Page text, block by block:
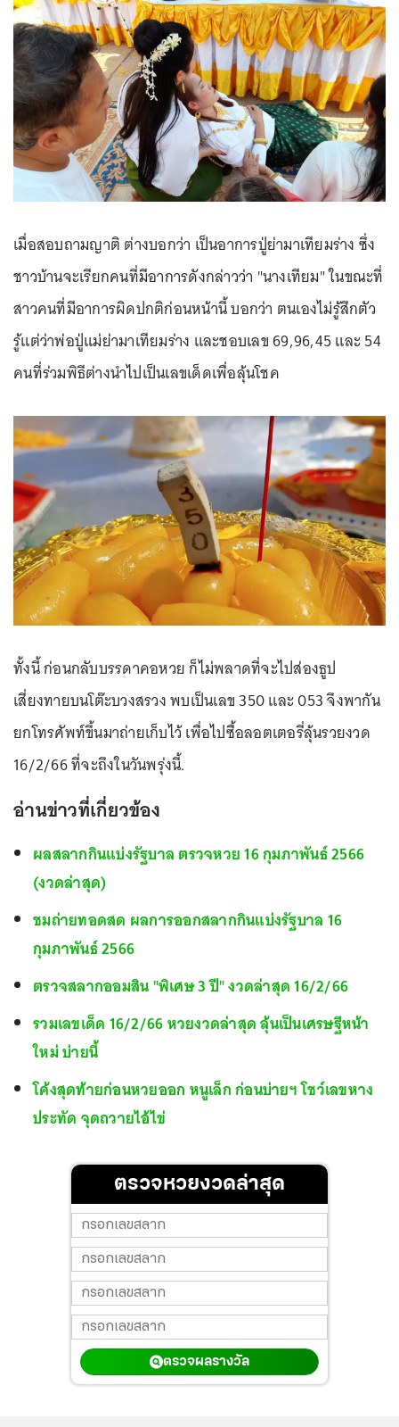
เมื่อสอบถามญาติ ต่างบอกว่า เป็นอาการปู่ย่ามาเทียมร่าง ซึ่ง
ชาวบ้านจะเรียกคนที่มีอาการดังกล่าวว่า "นางเทียม" ในขณะที่
สาวคนที่มีอาการผิดปกติก่อนหน้านี้ บอกว่า ตนเองไม่รู้สึกตัว
รู้แต่ว่าพ่อปู่แม่ย่ามาเทียมร่าง และชอบเลข 69,96,45 และ 54
คนที่ร่วมพิธีต่างนำไปเป็นเลขเด็ดเพื่อลุ้นโชค
ทั้งนี้ ก่อนกลับบรรดาคอหวย ก็ไม่พลาดที่จะไปส่องธูป
เสี่ยงทายบนโต๊ะบวงสรวง พบเป็นเลข 350 และ 053 จึงพากัน
ยกโทรศัพท์ขึ้นมาถ่ายเก็บไว้ เพื่อไปซื้อลอตเตอรี่ลุ้นรวยงวด
16/2/66 ที่จะถึงในวันพรุ่งนี้.
อ่านข่าวที่เกี่ยวข้อง
ผลสลากกินแบ่งรัฐบาล ตรวจหวย 16 กุมภาพันธ์ 2566
(งวดล่าสุด)
ชมถ่ายทอดสด ผลการออกสลากกินแบ่งรัฐบาล 16
กุมภาพันธ์ 2566
ตรวจสลากออมสิน "พิเศษ 3 ปี" งวดล่าสุด 16/2/66
รวมเลขเด็ด 16/2/66 หวยงวดล่าสุด ลุ้นเป็นเศรษฐีหน้า
ใหม่ บ่ายนี้
โค้งสุดท้ายก่อนหวยออก หนูเล็ก ก่อนบ่ายฯ โชว์เลขหาง
ประทัด จุดถวายไอ้ไข่
ตรวจหวยงวดล่าสุด
ตรวจผลรางวัล